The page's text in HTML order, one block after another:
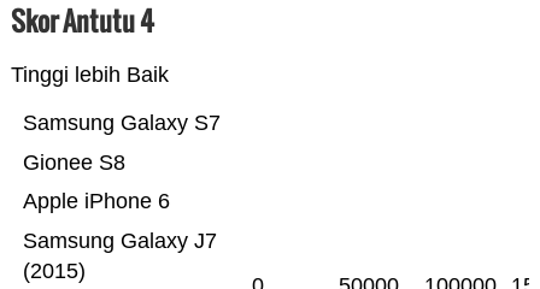
Skor Antutu 4
Tinggi lebih Baik
Samsung Galaxy J7
(2015)
Apple iPhone 6
Gionee S8
Samsung Galaxy S7